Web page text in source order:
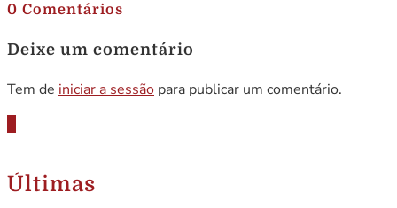
0 Comentários
Deixe um comentário
Tem de iniciar a sessão para publicar um comentário.
Últimas